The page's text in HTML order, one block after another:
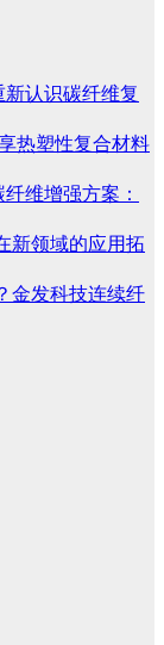
新认识碳纤维复
热塑性复合材料
维增强方案：
新领域的应用拓
金发科技连续纤